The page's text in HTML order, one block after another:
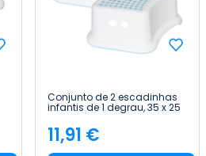
Conjunto de 2 escadinhas
infantis de 1 degrau, 35 x 25
x 13 cm, TinySteps,
branco/azul 7house
Preço
11,91 €